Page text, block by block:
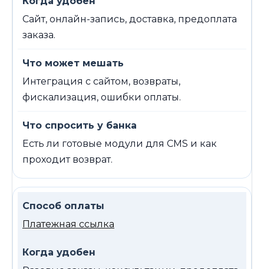
Сайт, онлайн-запись, доставка, предоплата
заказа.
Интеграция с сайтом, возвраты,
фискализация, ошибки оплаты.
Есть ли готовые модули для CMS и как
проходит возврат.
Платежная ссылка